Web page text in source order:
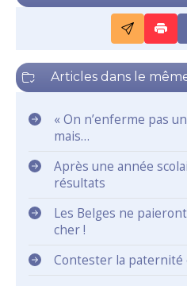
Articles dans le
« On n’enferme pas
mais…
Après une année
résultats
Les Belges ne
cher !
Contester la paternité